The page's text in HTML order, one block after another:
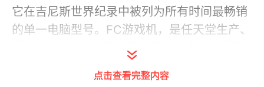
它在吉尼斯世界纪录中被列为所有时间最畅销
的单一电脑型号。FC游戏机，是任天堂生产、
发行和销售的8位第三世代家用游戏机，俗称
点击查看完整内容